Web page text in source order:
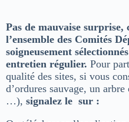
Pas de mauvaise surprise,
l’ensemble des Comités
soigneusement
entretien régulier. Pour
qualité des sites, si vous
d’ordures sauvage, un
…), signalez le sur :